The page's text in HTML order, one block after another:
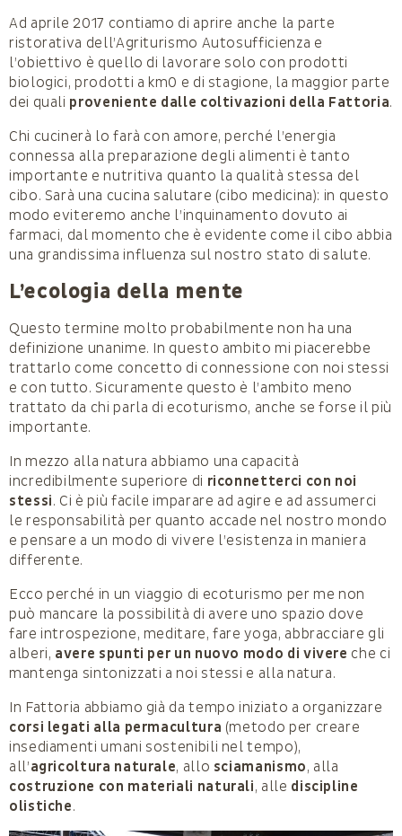
Ad aprile 2017 contiamo di aprire anche la parte
ristorativa dell’Agriturismo Autosufficienza e
l’obiettivo è quello di lavorare solo con prodotti
biologici, prodotti a km0 e di stagione, la maggior parte
dei quali proveniente dalle coltivazioni della Fattoria.
Chi cucinerà lo farà con amore, perché l’energia
connessa alla preparazione degli alimenti è tanto
importante e nutritiva quanto la qualità stessa del
cibo. Sarà una cucina salutare (cibo medicina): in questo
modo eviteremo anche l’inquinamento dovuto ai
farmaci, dal momento che è evidente come il cibo abbia
una grandissima influenza sul nostro stato di salute.
L’ecologia della mente
Questo termine molto probabilmente non ha una
definizione unanime. In questo ambito mi piacerebbe
trattarlo come concetto di connessione con noi stessi
e con tutto. Sicuramente questo è l’ambito meno
trattato da chi parla di ecoturismo, anche se forse il più
importante.
In mezzo alla natura abbiamo una capacità
incredibilmente superiore di riconnetterci con noi
stessi. Ci è più facile imparare ad agire e ad assumerci
le responsabilità per quanto accade nel nostro mondo
e pensare a un modo di vivere l’esistenza in maniera
differente.
Ecco perché in un viaggio di ecoturismo per me non
può mancare la possibilità di avere uno spazio dove
fare introspezione, meditare, fare yoga, abbracciare gli
alberi, avere spunti per un nuovo modo di vivere che ci
mantenga sintonizzati a noi stessi e alla natura.
In Fattoria abbiamo già da tempo iniziato a organizzare
corsi legati alla permacultura (metodo per creare
insediamenti umani sostenibili nel tempo),
all’agricoltura naturale, allo sciamanismo, alla
costruzione con materiali naturali, alle discipline
olistiche.